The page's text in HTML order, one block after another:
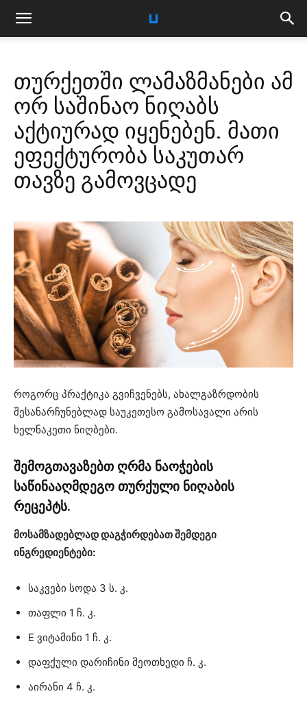
თურქეთში ლამაზმანები ამ
ორ საშინაო ნიღაბს
აქტიურად იყენებენ. მათი
ეფექტურობა საკუთარ
თავზე გამოვცადე
როგორც პრაქტიკა გვიჩვენებს, ახალგაზრდობის
შესანარჩუნებლად საუკეთესო გამოსავალი არის
ხელნაკეთი ნიღბები.
შემოგთავაზებთ ღრმა ნაოჭების
საწინააღმდეგო თურქული ნიღაბის
რეცეპტს.
მოსამზადებლად დაგჭირდებათ შემდეგი
ინგრედიენტები:
საკვები სოდა 3 ს. კ.
თაფლი 1 ჩ. კ.
E ვიტამინი 1 ჩ. კ.
დაფქული დარიჩინი მეოთხედი ჩ. კ.
აირანი 4 ჩ. კ.